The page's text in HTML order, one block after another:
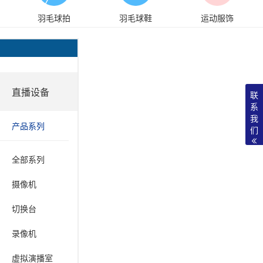
羽毛球拍 羽毛球鞋 运动服饰
直播设备
产品系列
全部系列
摄像机
切换台
录像机
虚拟演播室
联
系
我
们